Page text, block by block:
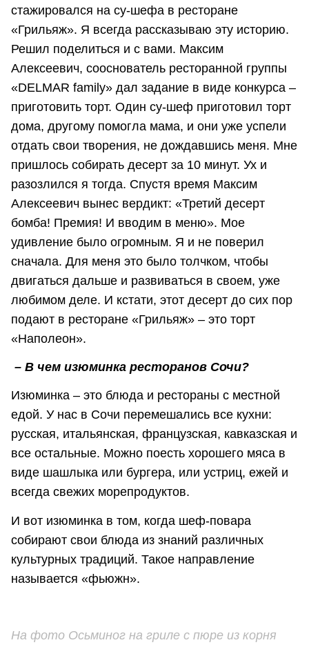
стажировался на су-шефа в ресторане
«Грильяж». Я всегда рассказываю эту историю.
Решил поделиться и с вами. Максим
Алексеевич, сооснователь ресторанной группы
«DELMAR family» дал задание в виде конкурса –
приготовить торт. Один су-шеф приготовил торт
дома, другому помогла мама, и они уже успели
отдать свои творения, не дождавшись меня. Мне
пришлось собирать десерт за 10 минут. Ух и
разозлился я тогда. Спустя время Максим
Алексеевич вынес вердикт: «Третий десерт
бомба! Премия! И вводим в меню». Мое
удивление было огромным. Я и не поверил
сначала. Для меня это было толчком, чтобы
двигаться дальше и развиваться в своем, уже
любимом деле. И кстати, этот десерт до сих пор
подают в ресторане «Грильяж» – это торт
«Наполеон».
– В чем изюминка ресторанов Сочи?
Изюминка – это блюда и рестораны с местной
едой. У нас в Сочи перемешались все кухни:
русская, итальянская, французская, кавказская и
все остальные. Можно поесть хорошего мяса в
виде шашлыка или бургера, или устриц, ежей и
всегда свежих морепродуктов.
И вот изюминка в том, когда шеф-повара
собирают свои блюда из знаний различных
культурных традиций. Такое направление
называется «фьюжн».
На фото Осьминог на гриле с пюре из корня